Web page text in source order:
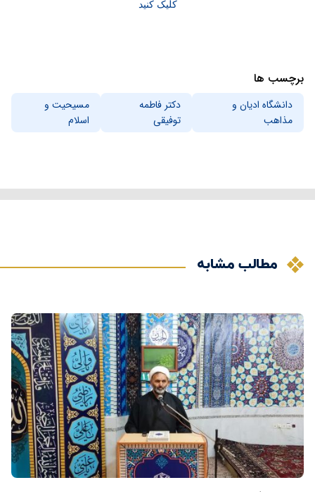
کلیک کنید
برچسب ها
دانشگاه ادیان و
مذاهب
دکتر فاطمه
توفیقی
مسیحیت و
اسلام
مطالب مشابه